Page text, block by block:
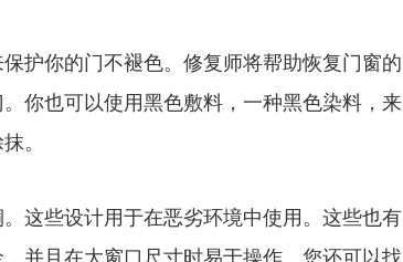
护你的门不褪色。修复师将帮助恢复门窗的
你也可以使用黑色敷料，一种黑色染料，来
。
这些设计用于在恶劣环境中使用。这些也有
并且在大窗口尺寸时易于操作。您还可以找